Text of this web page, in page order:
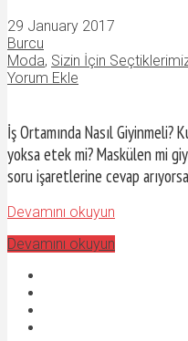
29 January 2017
Burcu
Moda, Sizin İçin
Yorum Ekle
İş Ortamında Nasıl
yoksa etek mi? Maskülen mi
soru işaretlerine cevap
Devamını okuyun
Devamını okuyun